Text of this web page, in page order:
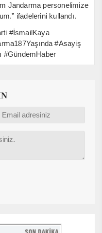
Jandarma personelimize
ifadelerini kullandı.
#İsmailKaya
#Asayiş
#GündemHaber